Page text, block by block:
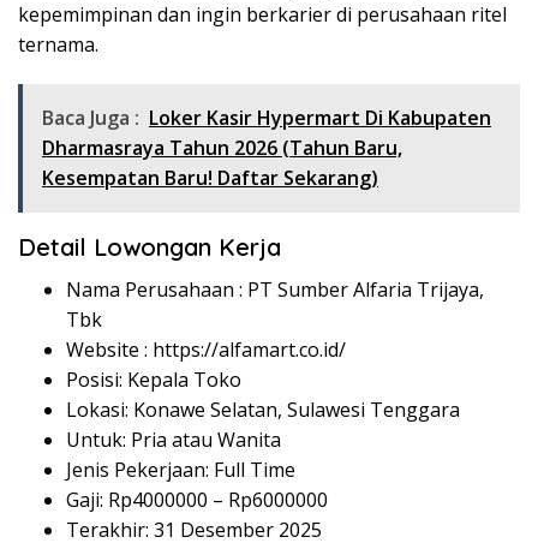
kepemimpinan dan ingin berkarier di perusahaan ritel
ternama.
Baca Juga : Loker Kasir Hypermart Di Kabupaten
Dharmasraya Tahun 2026 (Tahun Baru,
Kesempatan Baru! Daftar Sekarang)
Detail Lowongan Kerja
Nama Perusahaan : PT Sumber Alfaria Trijaya,
Tbk
Website : https://alfamart.co.id/
Posisi: Kepala Toko
Lokasi: Konawe Selatan, Sulawesi Tenggara
Untuk: Pria atau Wanita
Jenis Pekerjaan: Full Time
Gaji: Rp4000000 – Rp6000000
Terakhir: 31 Desember 2025